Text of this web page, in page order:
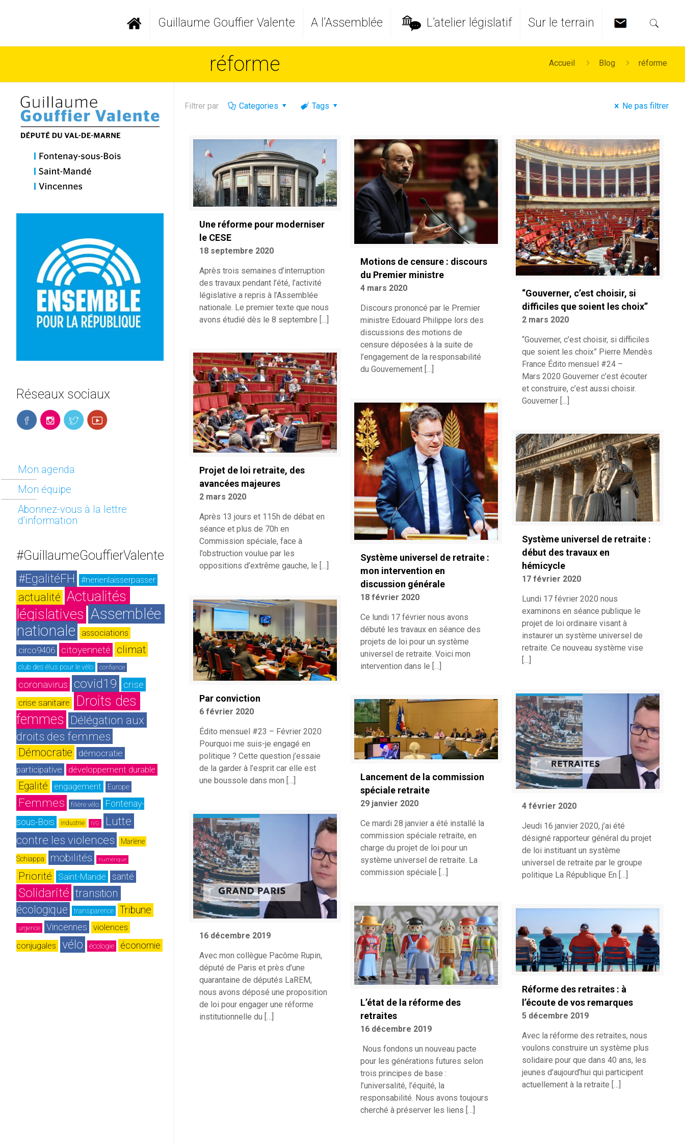
Guillaume Gouffier Valente A l’Assemblée L’atelier législatif Sur le terrain
réforme Accueil Blog réforme
Filtrer par Categories Tags Ne pas filtrer
Une réforme pour moderniser
le CESE
18 septembre 2020
Après trois semaines d’interruption
des travaux pendant l’été, l’activité
législative a repris à l’Assemblée
nationale. Le premier texte que nous
avons étudié dès le 8 septembre […]
Motions de censure : discours
du Premier ministre
4 mars 2020
Discours prononcé par le Premier
ministre Edouard Philippe lors des
discussions des motions de
censure déposées à la suite de
l’engagement de la responsabilité
du Gouvernement […]
“Gouverner, c’est choisir, si
difficiles que soient les choix”
2 mars 2020
“Gouverner, c’est choisir, si difficiles
que soient les choix” Pierre Mendès
France Édito mensuel #24 –
Mars 2020 Gouverner c’est écouter
et construire, c’est aussi choisir.
Gouverner […]
Projet de loi retraite, des
avancées majeures
2 mars 2020
Après 13 jours et 115h de débat en
séance et plus de 70h en
Commission spéciale, face à
l’obstruction voulue par les
oppositions d’extrême gauche, le […]
Système universel de retraite :
mon intervention en
discussion générale
18 février 2020
Ce lundi 17 février nous avons
débuté les travaux en séance des
projets de loi pour un système
universel de retraite. Voici mon
intervention dans le […]
Système universel de retraite :
début des travaux en
hémicycle
17 février 2020
Lundi 17 février 2020 nous
examinons en séance publique le
projet de loi ordinaire visant à
instaurer un système universel de
retraite. Ce nouveau système vise
[…]
Par conviction
6 février 2020
Édito mensuel #23 – Février 2020
Pourquoi me suis-je engagé en
politique ? Cette question j’essaie
de la garder à l’esprit car elle est
une boussole dans mon […]
4 février 2020
Jeudi 16 janvier 2020, j’ai été
désigné rapporteur général du projet
de loi instituant un système
universel de retraite par le groupe
politique La République En […]
Lancement de la commission
spéciale retraite
29 janvier 2020
Ce mardi 28 janvier a été installé la
commission spéciale retraite, en
charge du projet de loi pour un
système universel de retraite. La
commission spéciale […]
16 décembre 2019
Avec mon collègue Pacôme Rupin,
député de Paris et près d’une
quarantaine de députés LaREM,
nous avons déposé une proposition
de loi pour engager une réforme
institutionnelle du […]
L’état de la réforme des
retraites
16 décembre 2019
Nous fondons un nouveau pacte
pour les générations futures selon
trois principes de base :
l’universalité, l’équité, la
responsabilité. Nous avons toujours
cherché à préserver les liens […]
Réforme des retraites : à
l’écoute de vos remarques
5 décembre 2019
Avec la réforme des retraites, nous
voulons construire un système plus
solidaire pour que dans 40 ans, les
jeunes d’aujourd’hui qui participent
actuellement à la retraite […]
Réseaux sociaux
Mon agenda
Mon équipe
Abonnez-vous à la lettre
d’information
#GuillaumeGouffierValente
#EgalitéFH #nerienlaisserpasser
actualité Actualités
législatives Assemblée
nationale
associations
circo9406
citoyenneté climat
club des élus pour le vélo confiance
coronavirus covid19 crise
crise sanitaire
Droits des
femmes
Délégation aux
droits des femmes
Démocratie
démocratie
participative
développement durable
Egalité engagement Europe
Femmes filière vélo
Fontenay-
sous-Bois
industrie IVG
Lutte
contre les violences
Marlène
Schiappa mobilités numérique
Priorité Saint-Mandé santé
Solidarité transition
écologique
transparence Tribune
urgence Vincennes
violences
conjugales
vélo écologie économie